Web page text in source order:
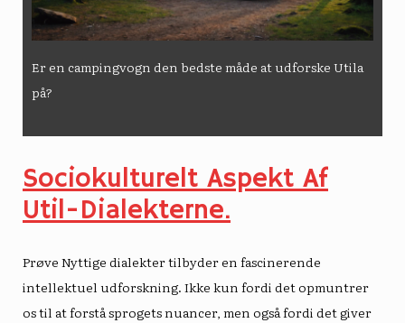
Er en campingvogn den bedste måde at udforske Utila
på?
Sociokulturelt Aspekt Af
Util-Dialekterne.
Prøve Nyttige dialektertilbyder en fascinerende
intellektuel udforskning. Ikke kun fordi det opmuntrer
os til at forstå sprogets nuancer, men også fordi det giver